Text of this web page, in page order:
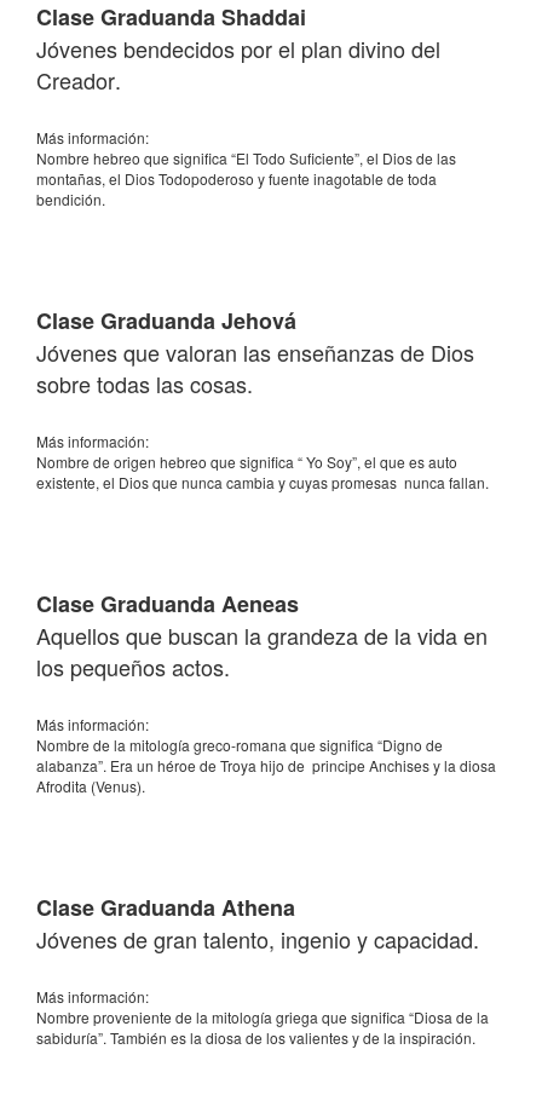
Clase Graduanda Shaddai
Jóvenes bendecidos por el plan divino del
Creador.
Más información:
Nombre hebreo que significa “El Todo Suficiente”, el Dios de las
montañas, el Dios Todopoderoso y fuente inagotable de toda
bendición.
Clase Graduanda Jehová
Jóvenes que valoran las enseñanzas de Dios
sobre todas las cosas.
Más información:
Nombre de origen hebreo que significa “ Yo Soy”, el que es auto
existente, el Dios que nunca cambia y cuyas promesas nunca fallan.
Clase Graduanda Aeneas
Aquellos que buscan la grandeza de la vida en
los pequeños actos.
Más información:
Nombre de la mitología greco-romana que significa “Digno de
alabanza”. Era un héroe de Troya hijo de principe Anchises y la diosa
Afrodita (Venus).
Clase Graduanda Athena
Jóvenes de gran talento, ingenio y capacidad.
Más información:
Nombre proveniente de la mitología griega que significa “Diosa de la
sabiduría”. También es la diosa de los valientes y de la inspiración.